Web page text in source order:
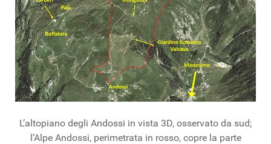
L’altopiano degli Andossi in vista 3D, osservato da sud;
l’Alpe Andossi, perimetrata in rosso, copre la parte